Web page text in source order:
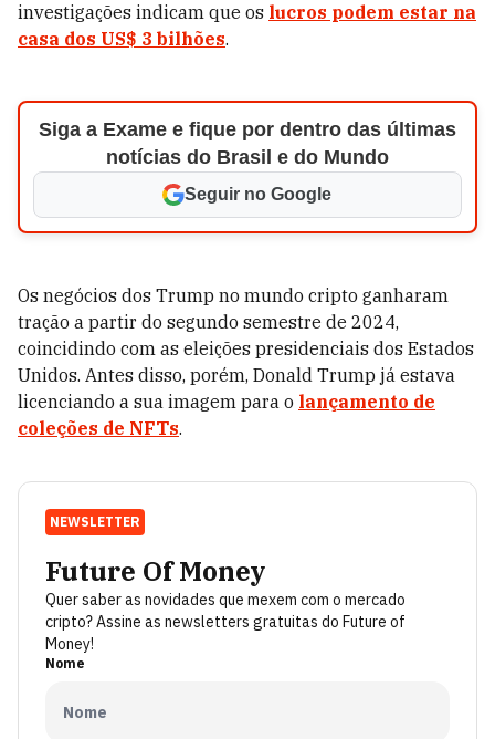
investigações indicam que os lucros podem estar na
casa dos US$ 3 bilhões.
Siga a Exame e fique por dentro das últimas
notícias do Brasil e do Mundo
Seguir no Google
Os negócios dos Trump no mundo cripto ganharam
tração a partir do segundo semestre de 2024,
coincidindo com as eleições presidenciais dos Estados
Unidos. Antes disso, porém, Donald Trump já estava
licenciando a sua imagem para o lançamento de
coleções de NFTs.
NEWSLETTER
Future Of Money
Quer saber as novidades que mexem com o mercado
cripto? Assine as newsletters gratuitas do Future of
Money!
Nome